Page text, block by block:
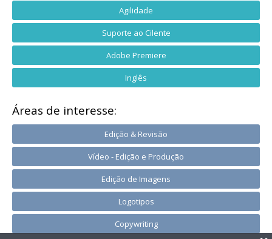
Agilidade
Suporte ao Cilente
Adobe Premiere
Inglês
Áreas de interesse:
Edição & Revisão
Vídeo - Edição e Produção
Edição de Imagens
Logotipos
Copywriting